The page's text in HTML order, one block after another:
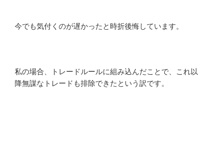
今でも気付くのが遅かったと時折後悔しています。
私の場合、トレードルールに組み込んだことで、これ以
降無謀なトレードも排除できたという訳です。